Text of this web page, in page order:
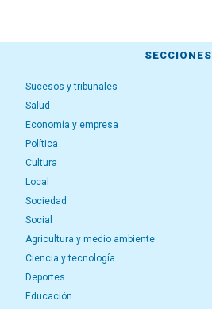
SECCIONES
Sucesos y tribunales
Salud
Economía y empresa
Política
Cultura
Local
Sociedad
Social
Agricultura y medio ambiente
Ciencia y tecnología
Deportes
Educación